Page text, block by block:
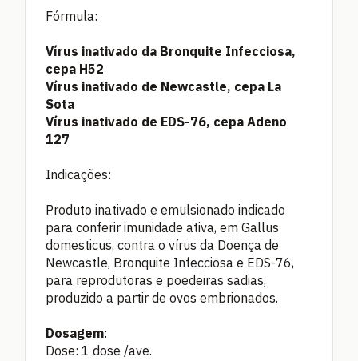
Fórmula:
Vírus inativado da Bronquite Infecciosa,
cepa H52
Vírus inativado de Newcastle, cepa La
Sota
Vírus inativado de EDS-76, cepa Adeno
127
Indicações:
Produto inativado e emulsionado indicado
para conferir imunidade ativa, em Gallus
domesticus, contra o vírus da Doença de
Newcastle, Bronquite Infecciosa e EDS-76,
para reprodutoras e poedeiras sadias,
produzido a partir de ovos embrionados.
Dosagem:
Dose: 1 dose /ave.